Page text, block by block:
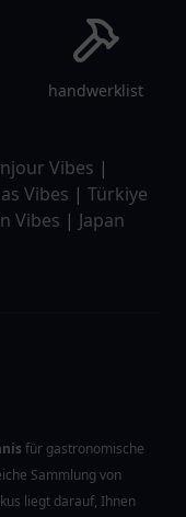
handwerklist
Vibes |
Vibes | Türkiye
Vibes | Japan
für gastronomische
Sammlung von
liegt darauf, Ihnen